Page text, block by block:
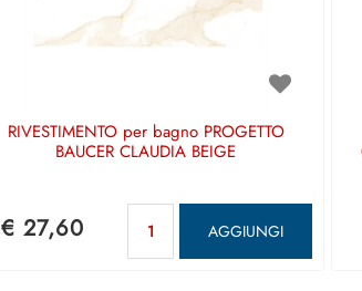
RIVESTIMENTO per bagno PROGETTO
BAUCER CLAUDIA BEIGE
€ 27,60 AGGIUNGI